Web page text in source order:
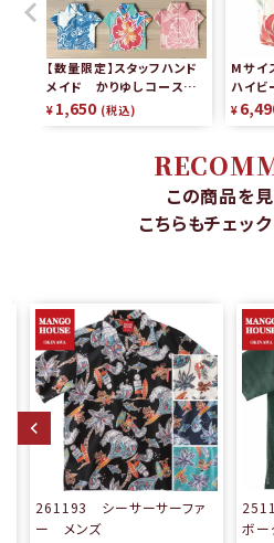
【数量限定】スタッフハンド
メイド かりゆしコースタ
ー（2枚組）
¥ 1,650 税込
Mサイ
ハイビ
リバー
¥
この商品を
こちらもチェッ
251175 シーサーエイサー
ボーダー メンズ
ンズ